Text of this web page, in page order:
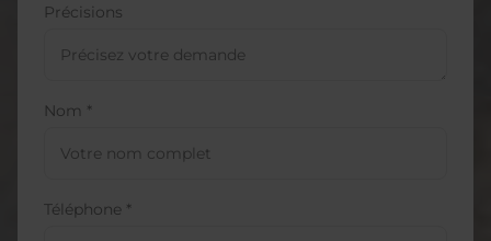
Précisions
Nom *
Téléphone *